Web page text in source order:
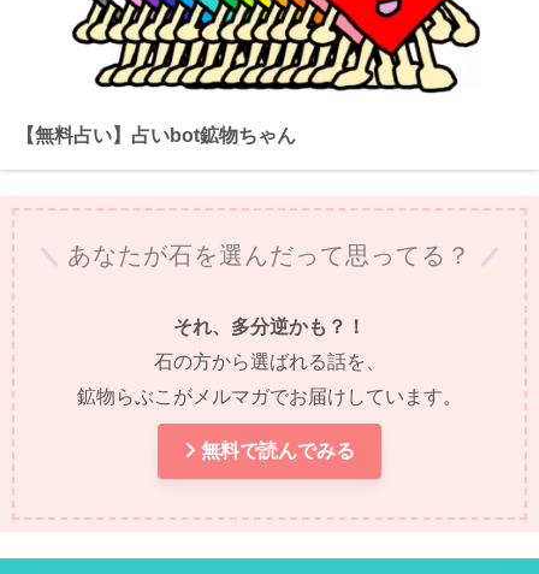
【無料占い】占いbot鉱物ちゃん
あなたが石を選んだって思ってる？
それ、多分逆かも？！
石の方から選ばれる話を、
鉱物らぶこがメルマガでお届けしています。
無料で読んでみる